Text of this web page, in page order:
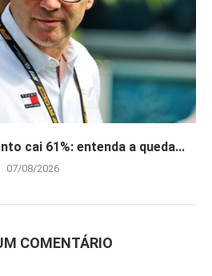
cai 61%: entenda a queda...
07/08/2026
COMENTÁRIO